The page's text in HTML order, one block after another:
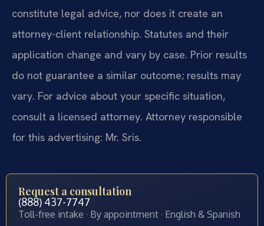
constitute legal advice, nor does it create an
attorney-client relationship. Statutes and their
application change and vary by case. Prior results
do not guarantee a similar outcome; results may
vary. For advice about your specific situation,
consult a licensed attorney. Attorney responsible
for this advertising: Mr. Sris.
Request a consultation
(888) 437-7747
Toll-free intake · By appointment · English & Spanish